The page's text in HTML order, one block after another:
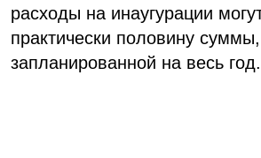
расходы на инаугурации
практически половину суммы,
запланированной на весь год.